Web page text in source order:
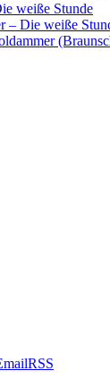
weiße Stunde
– Die weiße
RSS